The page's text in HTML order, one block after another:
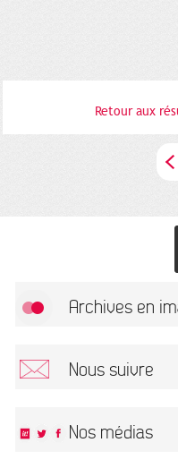
Retour aux
Archives en
Nous suivre
Nos médias